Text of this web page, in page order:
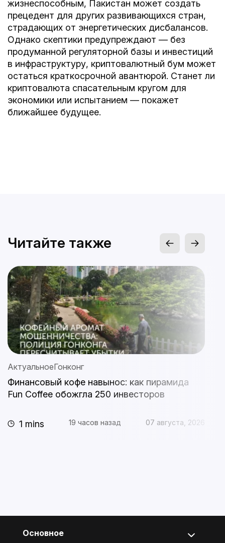
жизнеспособным, Пакистан может создать
прецедент для других развивающихся стран,
страдающих от энергетических дисбалансов.
Однако скептики предупреждают — без
продуманной регуляторной базы и инвестиций
в инфраструктуру, криптовалютный бум может
остаться краткосрочной авантюрой. Станет ли
криптовалюта спасательным кругом для
экономики или испытанием — покажет
ближайшее будущее.
Читайте также
АктуальноеГонконг
Финансовый кофе навынос: как пирамида
Fun Coffee обожгла 250 инвесторов
1 mins 19 часов назад 07 августа, 2026
Основное